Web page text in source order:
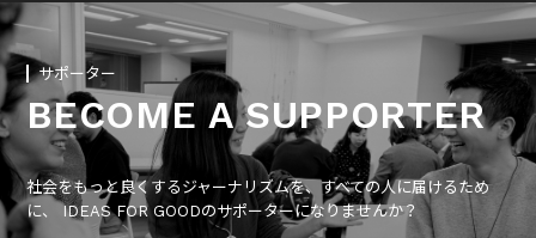
サポーター
BECOME A SUPPORTER
社会をもっと良くするジャーナリズムを、すべての人に届けるため
に、 IDEAS FOR GOODのサポーターになりませんか？